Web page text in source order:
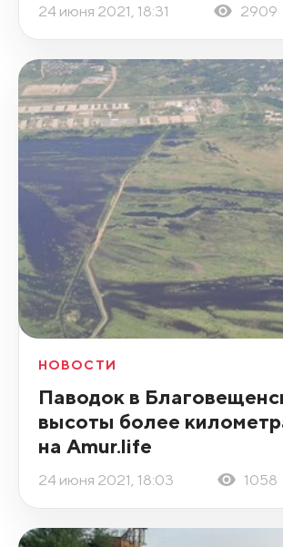
24 июня 2021, 18:31 2909
НОВОСТИ
Паводок в
высоты более
на Amur.life
24 июня 2021, 18:03 1058